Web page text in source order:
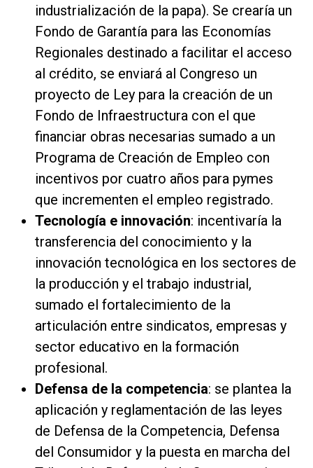
industrialización de la papa). Se crearía un
Fondo de Garantía para las Economías
Regionales destinado a facilitar el acceso
al crédito, se enviará al Congreso un
proyecto de Ley para la creación de un
Fondo de Infraestructura con el que
financiar obras necesarias sumado a un
Programa de Creación de Empleo con
incentivos por cuatro años para pymes
que incrementen el empleo registrado.
Tecnología e innovación: incentivaría la
transferencia del conocimiento y la
innovación tecnológica en los sectores de
la producción y el trabajo industrial,
sumado el fortalecimiento de la
articulación entre sindicatos, empresas y
sector educativo en la formación
profesional.
Defensa de la competencia: se plantea la
aplicación y reglamentación de las leyes
de Defensa de la Competencia, Defensa
del Consumidor y la puesta en marcha del